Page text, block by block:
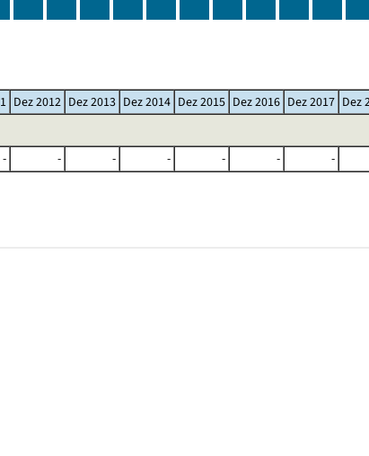
Dez 2012 Dez 2013 Dez 2014 Dez 2015 Dez 2016 Dez 2017 Dez
- - - - - - -